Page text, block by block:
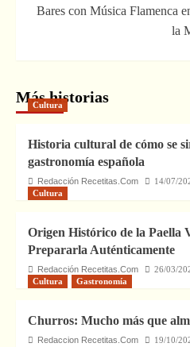
Bares con Música Flamenca
la
Más historias
Cultura
Historia cultural de cómo se
gastronomía española
Redacción Recetitas.Com
14/07/
Cultura
Origen Histórico de la Paella
Prepararla Auténticamente
Redacción Recetitas.Com
26/03/
Cultura
Gastronomía
Churros: Mucho más que
Redaccion Recetitas.Com 19/10/